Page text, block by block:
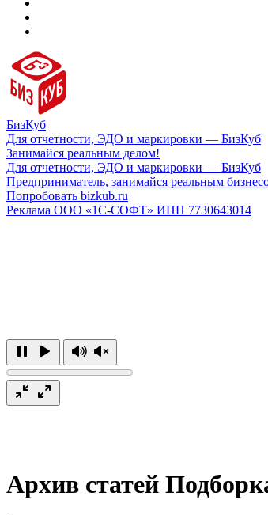
БизКуб
Для отчетности, ЭДО и маркировки — БизКуб
Занимайся реальным делом!
Для отчетности, ЭДО и маркировки — БизКуб
Предприниматель, занимайся реальным
Попробовать bizkub.ru
Реклама ООО «1С-СОФТ» ИНН 7730643014
Архив статей